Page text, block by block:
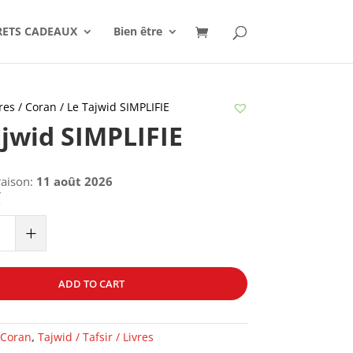
CADEAUX Bien être
/ Coran / Le Tajwid SIMPLIFIE
SIMPLIFIE
11 août 2026
+
ADD TO CART
Coran, Tajwid / Tafsir / Livres